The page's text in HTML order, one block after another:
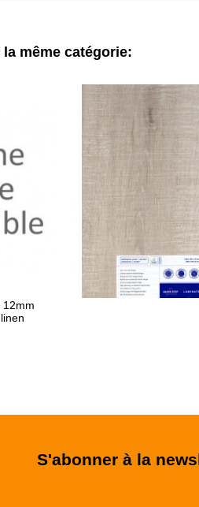
même catégorie:
12mm
S'abonner à la